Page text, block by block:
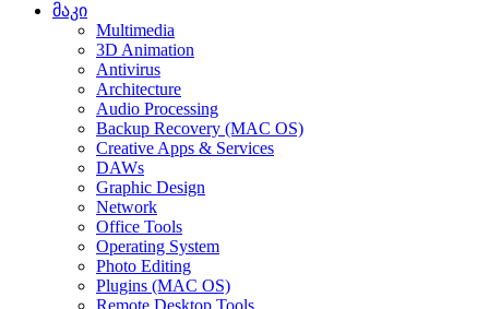
მაკი
Multimedia
3D Animation
Antivirus
Architecture
Audio Processing
Backup Recovery (MAC OS)
Creative Apps & Services
DAWs
Graphic Design
Network
Office Tools
Operating System
Photo Editing
Plugins (MAC OS)
Remote Desktop Tools